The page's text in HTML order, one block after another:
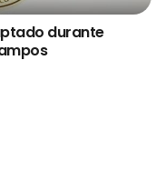
durante